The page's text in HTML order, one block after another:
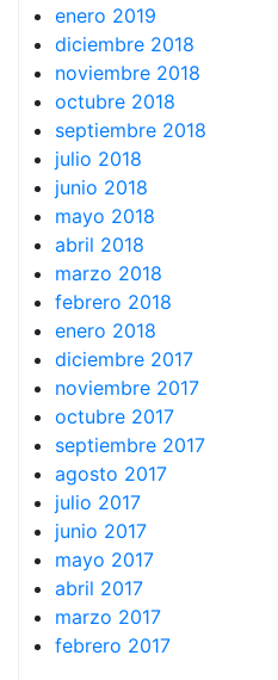
enero 2019
diciembre 2018
noviembre 2018
octubre 2018
septiembre 2018
julio 2018
junio 2018
mayo 2018
abril 2018
marzo 2018
febrero 2018
enero 2018
diciembre 2017
noviembre 2017
octubre 2017
septiembre 2017
agosto 2017
julio 2017
junio 2017
mayo 2017
abril 2017
marzo 2017
febrero 2017